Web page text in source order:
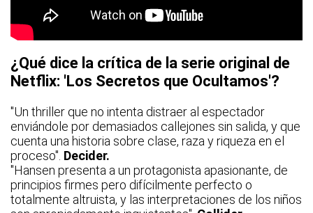
¿Qué dice la crítica de la serie original de
Netflix: 'Los Secretos que Ocultamos'?
"Un thriller que no intenta distraer al espectador
enviándole por demasiados callejones sin salida, y que
cuenta una historia sobre clase, raza y riqueza en el
proceso". Decider.
"Hansen presenta a un protagonista apasionante, de
principios firmes pero difícilmente perfecto o
totalmente altruista, y las interpretaciones de los niños